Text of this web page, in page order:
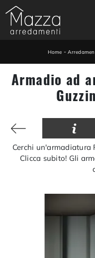
Home -
Armadio ad
Cerchi un'armadiatura
Clicca subito! Gli